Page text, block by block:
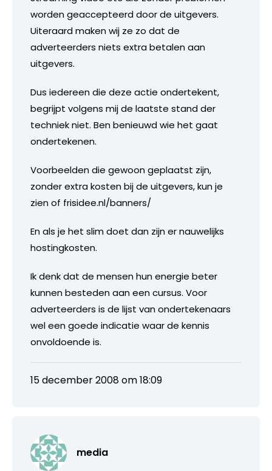
worden geaccepteerd door de uitgevers.
Uiteraard maken wij ze zo dat de
adverteerders niets extra betalen aan
uitgevers.
Dus iedereen die deze actie ondertekent,
begrijpt volgens mij de laatste stand der
techniek niet. Ben benieuwd wie het gaat
ondertekenen.
Voorbeelden die gewoon geplaatst zijn,
zonder extra kosten bij de uitgevers, kun je
zien of frisidee.nl/banners/
En als je het slim doet dan zijn er nauwelijks
hostingkosten.
Ik denk dat de mensen hun energie beter
kunnen besteden aan een cursus. Voor
adverteerders is de lijst van ondertekenaars
wel een goede indicatie waar de kennis
onvoldoende is.
15 december 2008 om 18:09
media